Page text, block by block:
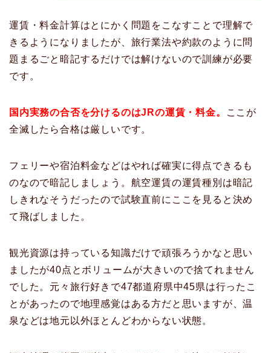
運賃・料金計算はとにかく問題をこなすことで理解で
きるようになりましたが、旅行業法や約款のように問
題まるごと暗記するだけでは解けないので訓練が必要
です。
国内実務の合否を分けるのはJRの運賃・料金。
ここが
全滅したら合格は厳しいです。
フェリーや宿泊料金などはやれば確実に得点できるも
のなので暗記しましょう。航空運賃の運賃種別は暗記
しきれなそうだったので試験直前にここを見ると決め
て飛ばしました。
観光資源は持っている知識だけで頑張ろうかなと思い
ましたが40点とボリュームが大きいので捨てれません
でした。元々旅行好きで47都道府県中45県は行ったこ
とがあったので地理感覚はある方だと思いますが、温
泉などは地元以外ほとんどわからない状態。